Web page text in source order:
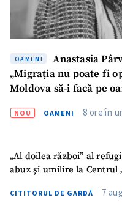
OAMENI
Anastasia
„Migrația nu poate fi
Moldova să-i facă pe
NOU OAMENI 8 ore în
„Al doilea război” al
abuz și umilire la Centrul
CITITORUL DE GARDĂ 7